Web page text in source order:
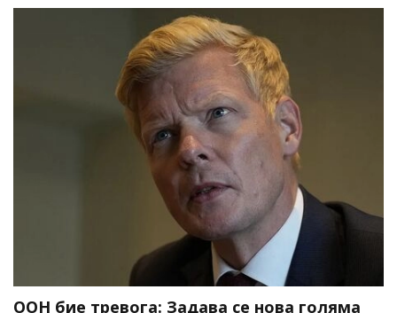
ООН бие тревога: Задава се нова голяма